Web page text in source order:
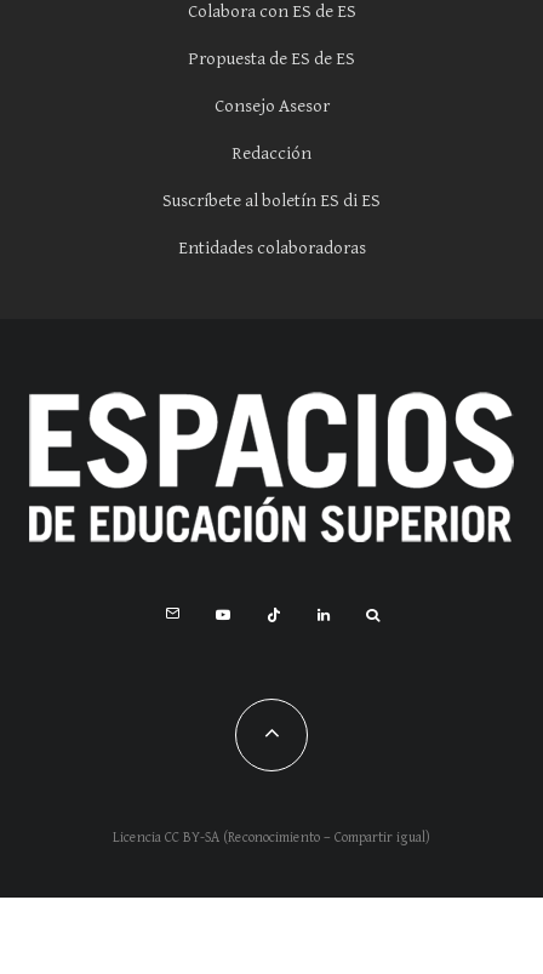
Colabora con ES de ES
Propuesta de ES de ES
Consejo Asesor
Redacción
Suscríbete al boletín ES di ES
Entidades colaboradoras
Licencia CC BY-SA (Reconocimiento – Compartir igual)